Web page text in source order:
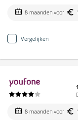
8 maanden voor
Vergelijken
8 maanden voor